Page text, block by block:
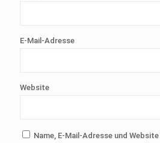
E-Mail-Adresse
Website
Name, E-Mail-Adresse und